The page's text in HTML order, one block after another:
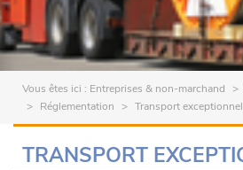
Vous êtes ici : Entreprises & non-marchand
Réglementation
Transport exceptionnel
TRANSPORT